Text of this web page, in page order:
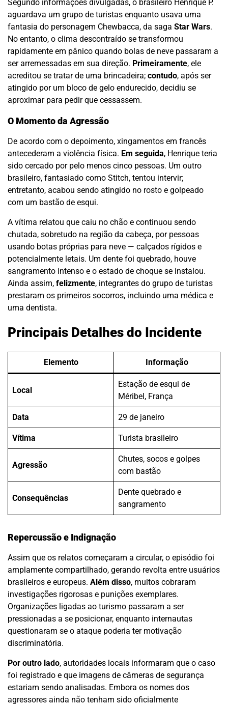
Segundo informações divulgadas, o brasileiro Henrique P.
aguardava um grupo de turistas enquanto usava uma
fantasia do personagem Chewbacca, da saga Star Wars.
No entanto, o clima descontraído se transformou
rapidamente em pânico quando bolas de neve passaram a
ser arremessadas em sua direção. Primeiramente, ele
acreditou se tratar de uma brincadeira; contudo, após ser
atingido por um bloco de gelo endurecido, decidiu se
aproximar para pedir que cessassem.
O Momento da Agressão
De acordo com o depoimento, xingamentos em francês
antecederam a violência física. Em seguida, Henrique teria
sido cercado por pelo menos cinco pessoas. Um outro
brasileiro, fantasiado como Stitch, tentou intervir;
entretanto, acabou sendo atingido no rosto e golpeado
com um bastão de esqui.
A vítima relatou que caiu no chão e continuou sendo
chutada, sobretudo na região da cabeça, por pessoas
usando botas próprias para neve — calçados rígidos e
potencialmente letais. Um dente foi quebrado, houve
sangramento intenso e o estado de choque se instalou.
Ainda assim, felizmente, integrantes do grupo de turistas
prestaram os primeiros socorros, incluindo uma médica e
uma dentista.
Principais Detalhes do Incidente
Elemento Informação
Local
Estação de esqui de
Méribel, França
Data 29 de janeiro
Vítima Turista brasileiro
Agressão
Chutes, socos e golpes
com bastão
Consequências
Dente quebrado e
sangramento
Repercussão e Indignação
Assim que os relatos começaram a circular, o episódio foi
amplamente compartilhado, gerando revolta entre usuários
brasileiros e europeus. Além disso, muitos cobraram
investigações rigorosas e punições exemplares.
Organizações ligadas ao turismo passaram a ser
pressionadas a se posicionar, enquanto internautas
questionaram se o ataque poderia ter motivação
discriminatória.
Por outro lado, autoridades locais informaram que o caso
foi registrado e que imagens de câmeras de segurança
estariam sendo analisadas. Embora os nomes dos
agressores ainda não tenham sido oficialmente